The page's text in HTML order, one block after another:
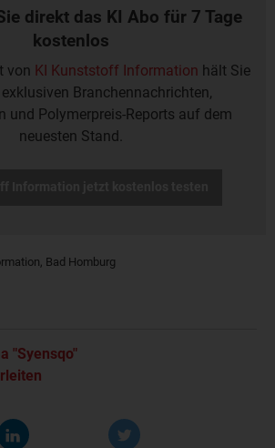
direkt das KI Abo für 7 Tage
kostenlos
von KI Kunststoff Information hält Sie
Branchennachrichten,
und Polymerpreis-Reports auf dem
neuesten Stand.
Bad Homburg
"Syensqo"